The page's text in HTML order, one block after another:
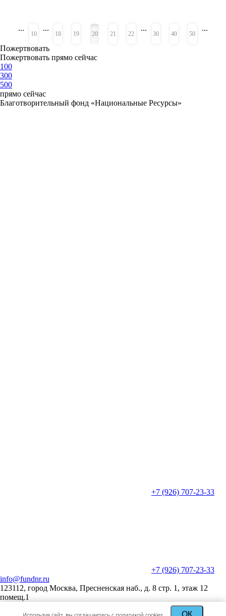
...
10
...
18 19 20 21 22
...
30 40 50
...
Пожертвовать
Пожертвовать прямо сейчас
100
300
500
прямо сейчас
Благотворительный фонд «Национальные Ресурсы»
+7 (926) 707-23-33
+7 (926) 707-23-33
info@fundnr.ru
123112, город Москва, Пресненская наб., д. 8 стр. 1, этаж 12
помещ.1
Используя сайт, вы соглашаетесь с политикой cookies ОК